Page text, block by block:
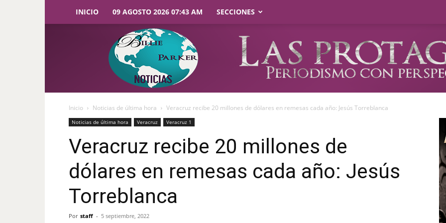
INICIO 09 AGOSTO 2026 07:43 AM SECCIONES
Parker
Noticias
Inicio Noticias de última hora Veracruz recibe 20 millones de dólares en remesas cada año: Jesús Torreblanca
Noticias de última hora Veracruz Veracruz 1
Veracruz recibe 20 millones de
dólares en remesas cada año: Jesús
Torreblanca
Por staff - 5 septiembre, 2022